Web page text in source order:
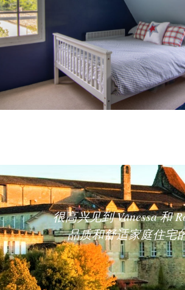
很高兴见到 Vanessa 和
品质和舒适家庭住宅